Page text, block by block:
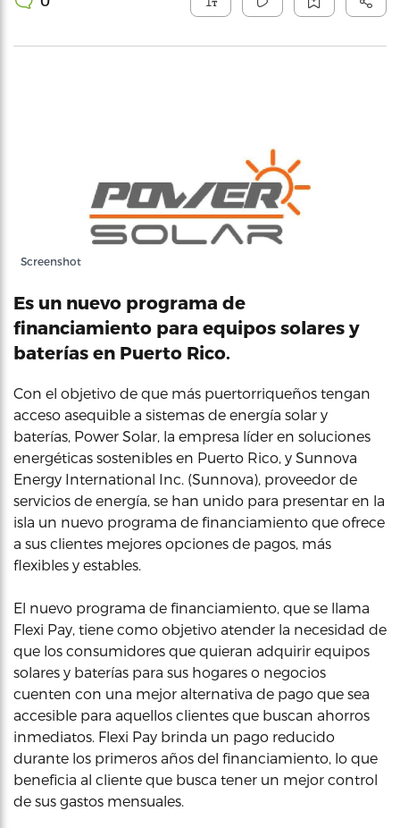
Screenshot
Es un nuevo programa de
financiamiento para equipos solares y
baterías en Puerto Rico.
Con el objetivo de que más puertorriqueños tengan
acceso asequible a sistemas de energía solar y
baterías, Power Solar, la empresa líder en soluciones
energéticas sostenibles en Puerto Rico, y Sunnova
Energy International Inc. (Sunnova), proveedor de
servicios de energía, se han unido para presentar en la
isla un nuevo programa de financiamiento que ofrece
a sus clientes mejores opciones de pagos, más
flexibles y estables.
El nuevo programa de financiamiento, que se llama
Flexi Pay, tiene como objetivo atender la necesidad de
que los consumidores que quieran adquirir equipos
solares y baterías para sus hogares o negocios
cuenten con una mejor alternativa de pago que sea
accesible para aquellos clientes que buscan ahorros
inmediatos. Flexi Pay brinda un pago reducido
durante los primeros años del financiamiento, lo que
beneficia al cliente que busca tener un mejor control
de sus gastos mensuales.